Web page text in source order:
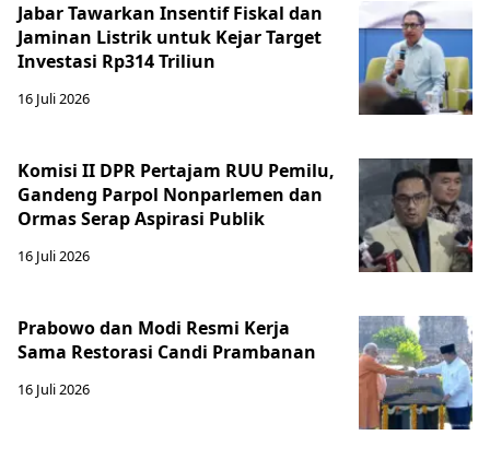
Jabar Tawarkan Insentif Fiskal dan
Jaminan Listrik untuk Kejar Target
Investasi Rp314 Triliun
16 Juli 2026
Komisi II DPR Pertajam RUU Pemilu,
Gandeng Parpol Nonparlemen dan
Ormas Serap Aspirasi Publik
16 Juli 2026
Prabowo dan Modi Resmi Kerja
Sama Restorasi Candi Prambanan
16 Juli 2026